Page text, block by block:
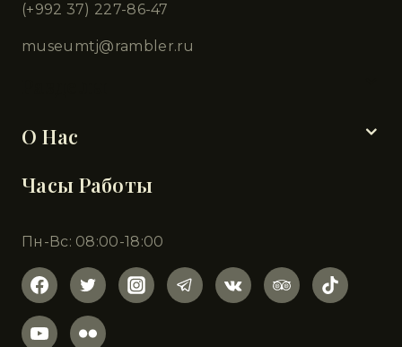
(+992 37) 227-86-47
museumtj@rambler.ru
О Нас
Часы Работы
Пн-Вс: 08:00-18:00